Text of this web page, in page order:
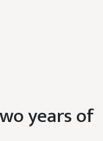
wo years of